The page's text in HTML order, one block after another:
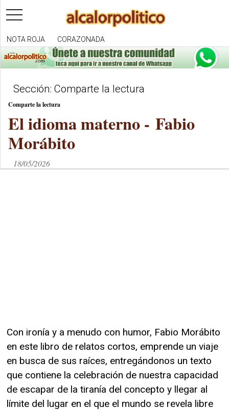
toggle
navigation
NOTA ROJA CORAZONADA
Sección: Comparte la lectura
Comparte la lectura
El idioma materno - Fabio
Morábito
18/05/2026
Con ironía y a menudo con humor, Fabio Morábito
en este libro de relatos cortos, emprende un viaje
en busca de sus raíces, entregándonos un texto
que contiene la celebración de nuestra capacidad
de escapar de la tiranía del concepto y llegar al
límite del lugar en el que el mundo se revela libre